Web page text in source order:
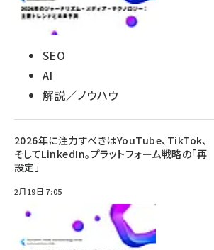
SEO
AI
解説／ノウハウ
2026年に注力すべきはYouTube、TikTok、
そしてLinkedIn。プラットフォーム戦略の「再
設定」
2月19日 7:05